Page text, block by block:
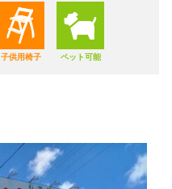
子供用椅子 ペット可能